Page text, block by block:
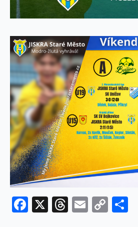
Facebook
X Threads
Email
Copy